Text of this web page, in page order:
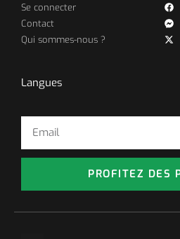
Se connecter
Contact
Qui sommes-nous ?
Langues
PROFITEZ DES